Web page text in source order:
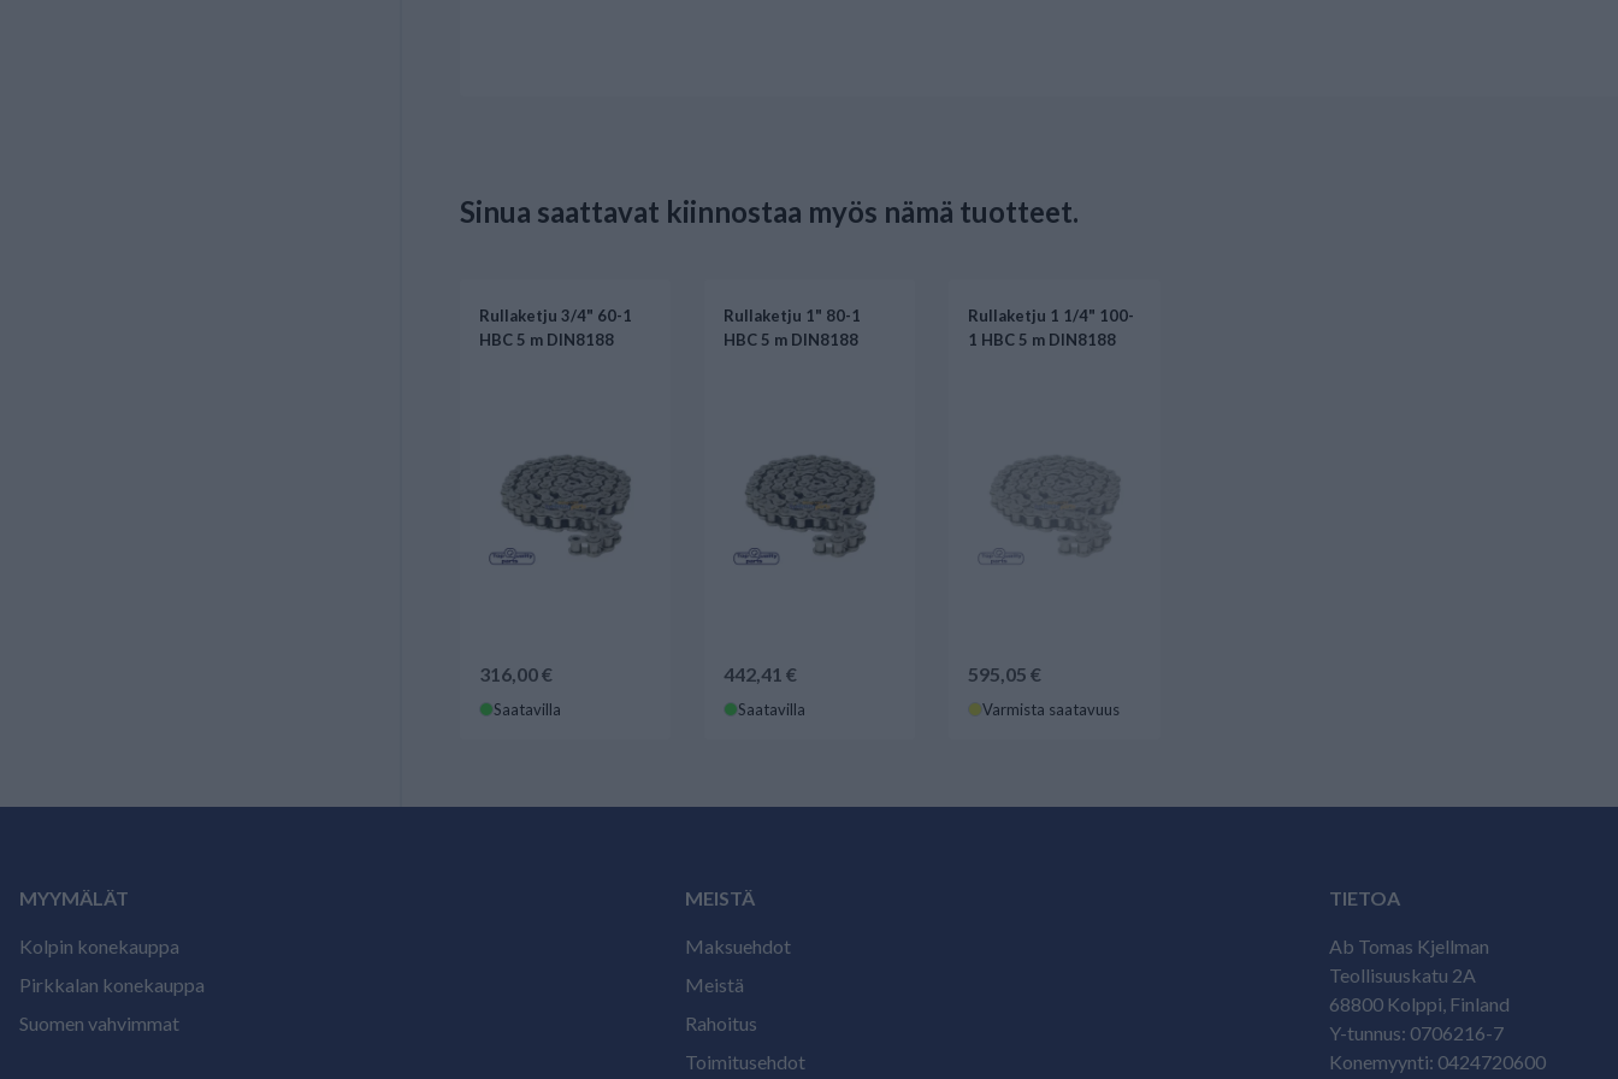
Sinua saattavat kiinnostaa myös nämä tuotteet.
Rullaketju 3/4" 60-1
HBC 5 m DIN8188
316,00 €
Saatavilla
Rullaketju 1" 80-1
HBC 5 m DIN8188
442,41 €
Saatavilla
Rullaketju 1 1/4" 100-
1 HBC 5 m DIN8188
595,05 €
Varmista saatavuus
MYYMÄLÄT
Kolpin konekauppa
Pirkkalan konekauppa
Suomen vahvimmat
MEISTÄ
Maksuehdot
Meistä
Rahoitus
Toimitusehdot
TIETOA
Ab Tomas Kjellman
Teollisuuskatu 2A
68800 Kolppi, Finland
Y-tunnus: 0706216-7
Konemyynti: 0424720600